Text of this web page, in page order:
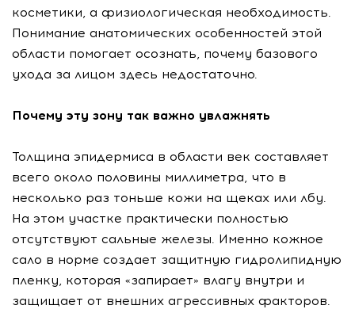
косметики, а физиологическая необходимость.
Понимание анатомических особенностей этой
области помогает осознать, почему базового
ухода за лицом здесь недостаточно.
Почему эту зону так важно увлажнять
Толщина эпидермиса в области век составляет
всего около половины миллиметра, что в
несколько раз тоньше кожи на щеках или лбу.
На этом участке практически полностью
отсутствуют сальные железы. Именно кожное
сало в норме создает защитную гидролипидную
пленку, которая «запирает» влагу внутри и
защищает от внешних агрессивных факторов.